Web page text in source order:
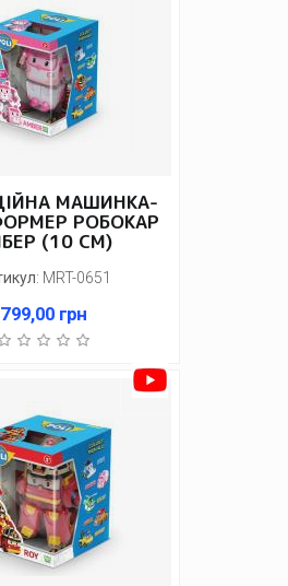
МАШИНКА-
РОБОКАР
(10 СМ)
: MRT-0651
799,00 грн